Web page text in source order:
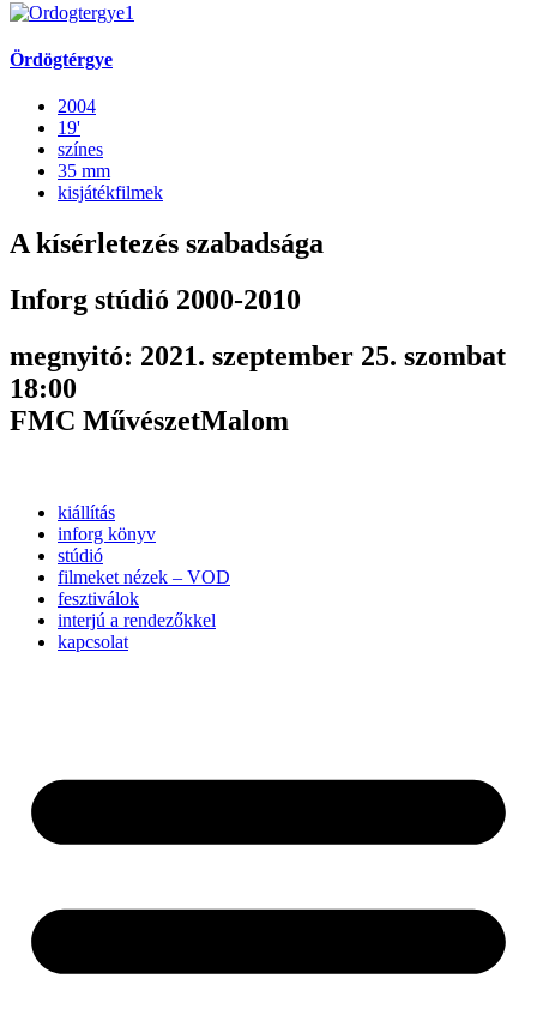
Ördögtérgye
2004
19'
színes
35 mm
kisjátékfilmek
A kísérletezés szabadsága
Inforg stúdió 2000-2010
megnyitó: 2021. szeptember 25. szombat
18:00
FMC MűvészetMalom
kiállítás
inforg könyv
stúdió
filmeket nézek – VOD
fesztiválok
interjú a rendezőkkel
kapcsolat